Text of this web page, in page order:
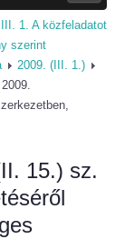
III. 1. A közfeladatot
szerint
2009. (III. 1.)
15.) sz.